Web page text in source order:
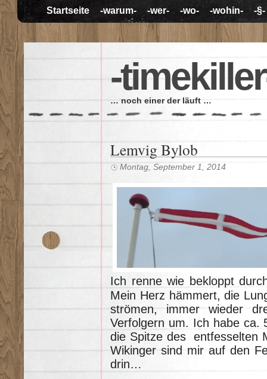
Startseite -warum- -wer- -wo- -wohin- -§-
-
… noch einer der läuft …
Lemvig Bylob
Montag, September 1, 2014
Ich renne wie bekloppt
Mein Herz hämmert, die
strömen, immer wieder
Verfolgern um. Ich habe ca.
die Spitze des entfesselten
Wikinger sind mir auf den
drin…